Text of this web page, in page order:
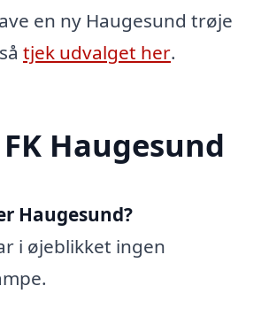
en ny Haugesund trøje
tjek udvalget her.
Haugesund
Haugesund?
i øjeblikket ingen